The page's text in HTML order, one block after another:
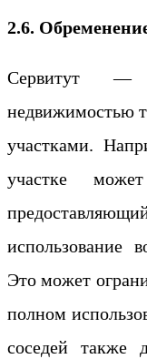
2.6.
Сервитут —
недвижимостью
участками.
участке
использование
Это может
полном
соседей также